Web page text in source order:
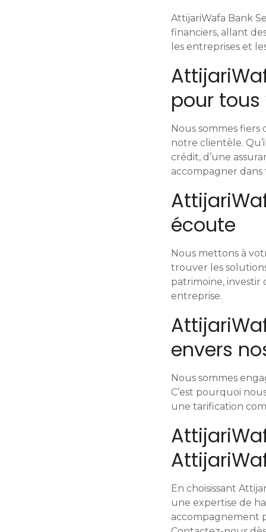
AttijariWafa Bank
financiers, allant
les entreprises et
pour tous
Nous sommes
notre clientèle.
crédit, d’une
accompagner dans
écoute
Nous mettons à
trouver les
patrimoine,
entreprise.
envers
Nous sommes
C’est pourquoi
une tarification
En choisissant
une expertise de
accompagnement